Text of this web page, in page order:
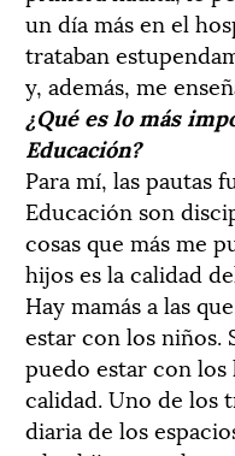
un día más en el
trataban
y, además, me
¿Qué es lo más
Educación?
Para mí, las pautas
Educación son
cosas que más me
hijos es la calidad
Hay mamás a las
estar con los niños.
puedo estar con
calidad. Uno de los
diaria de los